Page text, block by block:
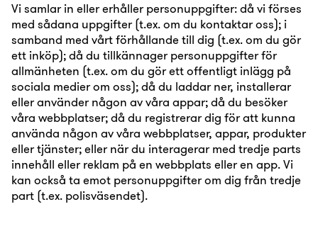
Vi samlar in eller erhåller personuppgifter: då vi förses
med sådana uppgifter (t.ex. om du kontaktar oss); i
samband med vårt förhållande till dig (t.ex. om du gör
ett inköp); då du tillkännager personuppgifter för
allmänheten (t.ex. om du gör ett offentligt inlägg på
sociala medier om oss); då du laddar ner, installerar
eller använder någon av våra appar; då du besöker
våra webbplatser; då du registrerar dig för att kunna
använda någon av våra webbplatser, appar, produkter
eller tjänster; eller när du interagerar med tredje parts
innehåll eller reklam på en webbplats eller en app. Vi
kan också ta emot personuppgifter om dig från tredje
part (t.ex. polisväsendet).